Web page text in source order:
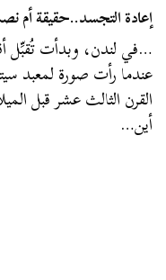
إعادة التجسد..حقيقة أم
…في لندن، وبدأت تُقبِّل
عندما رأت صورة لمعبد
القرن الثالث عشر قبل
أين…